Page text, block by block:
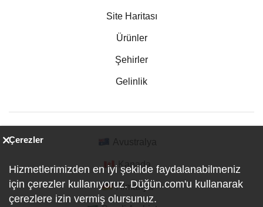
Site Haritası
Ürünler
Şehirler
Gelinlik
Kanada
Almanya
Çerezler
Hizmetlerimizden en iyi şekilde faydalanabilmeniz
için çerezler kullanıyoruz. Düğün.com'u kullanarak
çerezlere izin vermiş olursunuz.